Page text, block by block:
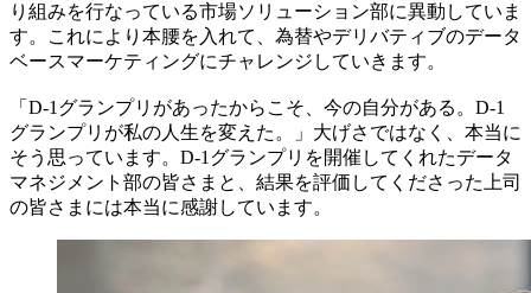
り組みを行なっている市場ソリューション部に異動していま
す。これにより本腰を入れて、為替やデリバティブのデータ
ベースマーケティングにチャレンジしていきます。
「D-1グランプリがあったからこそ、今の自分がある。D-1
グランプリが私の人生を変えた。」大げさではなく、本当に
そう思っています。D-1グランプリを開催してくれたデータ
マネジメント部の皆さまと、結果を評価してくださった上司
の皆さまには本当に感謝しています。